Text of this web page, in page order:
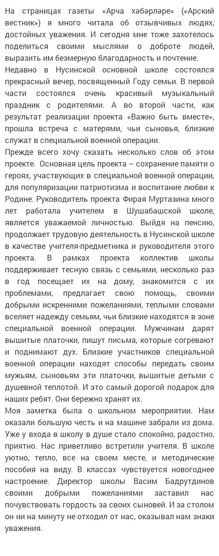
На страницах газеты «Арча хәбәрләре» («Арский
вестник») я много читала об отзывчивых людях,
достойных уважения. И сегодня мне тоже захотелось
поделиться своими мыслями о доброте людей,
выразить им безмерную благодарность и почтение.
Недавно в Нусинской основной школе состоялся
прекрасный вечер, посвященный Году семьи. В первой
части состоялся очень красивый музыкальный
праздник с родителями. А во второй части, как
результат реализации проекта «Важно быть вместе»,
прошла встреча с матерями, чьи сыновья, близкие
служат в специальной военной операции.
Прежде всего хочу сказать несколько слов об этом
проекте. Основная цель проекта – сохранение памяти о
героях, участвующих в специальной военной операции,
для популяризации патриотизма и воспитание любви к
Родине. Руководитель проекта Фирая Муртазина много
лет работала учителем в Шушабашской школе,
является уважаемой личностью. Выйдя на пенсию,
продолжает трудовую деятельность в Нусинской школе
в качестве учителя-предметника и руководителя этого
проекта. В рамках проекта коллектив школы
поддерживает тесную связь с семьями, несколько раз
в год посещает их на дому, знакомится с их
проблемами, предлагает свою помощь, своими
добрыми искренними пожеланиями, теплыми словами
вселяет надежду семьям, чьи близкие находятся в зоне
специальной военной операции. Мужчинам дарят
вышитые платочки, пишут письма, которые согревают
и поднимают дух. Близкие участников специальной
военной операции находят способы передать своим
мужьям, сыновьям эти платочки, вышитые детьми с
душевной теплотой. И это самый дорогой подарок для
наших ребят. Они бережно хранят их.
Моя заметка была о школьном мероприятии. Нам
оказали большую честь и на машине забрали из дома.
Уже у входа в школу в душе стало спокойно, радостно,
приятно. Нас приветливо встретили учителя. В школе
уютно, тепло, все на своем месте, и методические
пособия на виду. В классах чувствуется новогоднее
настроение. Директор школы Васим Бадрутдинов
своими добрыми пожеланиями заставил нас
почувствовать гордость за своих сыновей. И за столом
он ни на минуту не отходил от нас, оказывал нам знаки
уважения.